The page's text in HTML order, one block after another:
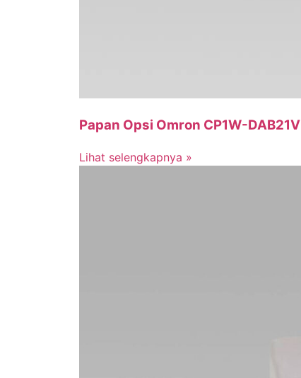
Papan Opsi Omron CP1W-DAB21V
Lihat selengkapnya »